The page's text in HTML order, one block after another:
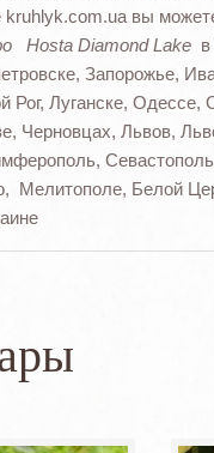
kruhlyk.com.ua вы
Hosta Diamond Lake
Запорожье,
Рог, Луганске,
Черновцах, Львов,
Мелитополе, Белой